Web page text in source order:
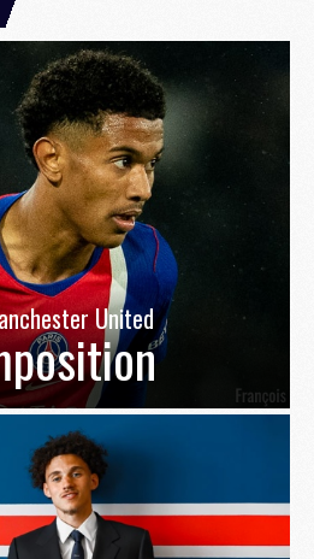
United